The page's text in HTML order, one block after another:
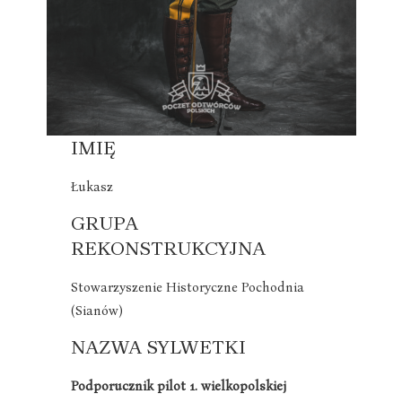
IMIĘ
Łukasz
GRUPA
REKONSTRUKCYJNA
Stowarzyszenie Historyczne Pochodnia
(Sianów)
NAZWA SYLWETKI
Podporucznik pilot 1. wielkopolskiej